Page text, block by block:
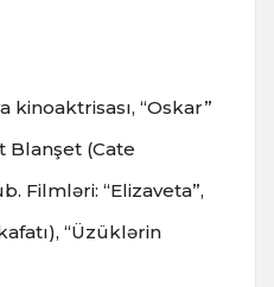
kinoaktrisası, “Oskar”
Blanşet (Cate
Filmləri: “Elizaveta”,
“Üzüklərin